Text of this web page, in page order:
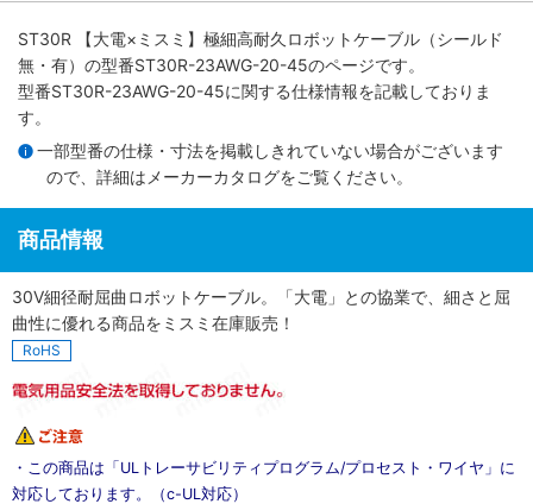
ST30R 【大電×ミスミ】極細高耐久ロボットケーブル（シールド
無・有） の型番ST30R-23AWG-20-45のページです。
型番ST30R-23AWG-20-45に関する仕様情報を記載しておりま
す。
一部型番の仕様・寸法を掲載しきれていない場合がございます
ので、詳細は メーカーカタログをご覧ください。
商品情報
30V細径耐屈曲ロボットケーブル。「大電」との協業で、細さと屈
曲性に優れる商品をミスミ在庫販売！
RoHS
・この商品は「ULトレーサビリティプログラム/プロセスト・ワイヤ」に
対応しております。（c-UL対応）